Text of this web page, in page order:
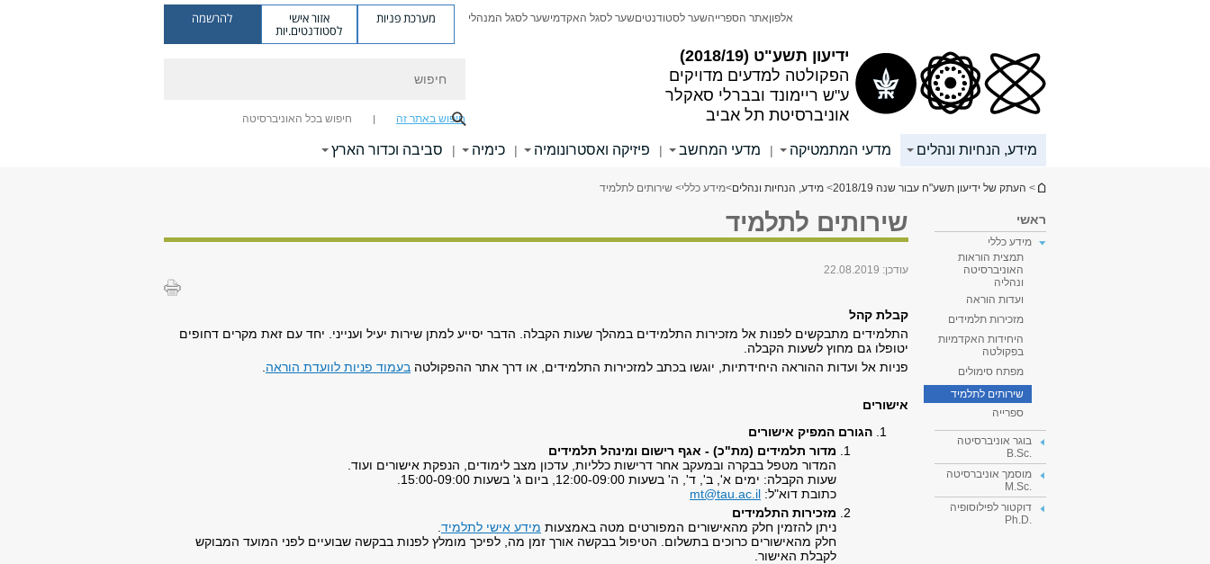
ידיעון תשע"ט (2018/19)
הפקולטה למדעים מדויקים
ע"ש ריימונד ובברלי סאקלר
אוניברסיטת תל אביב
אלפוןאתר הספרייהשער לסטודנטיםשער לסגל האקדמישער לסגל המנהלי מערכת פניות אזור אישי
לסטודנטים.יות
להרשמה
חיפוש באתר זה חיפוש בכל האוניברסיטה
מידע, הנחיות ונהלים מדעי המתמטיקה | מדעי המחשב | פיזיקה ואסטרונומיה | כימיה | סביבה וכדור הארץ
הינך נמצא כאן
> העתק של ידיעון תשע"ח עבור שנה 2018/19 > מידע, הנחיות ונהלים>מידע כללי> שירותים לתלמיד
ראשי
מידע כללי
תמצית הוראות
האוניברסיטה
ונהליה
ועדות הוראה
מזכירות תלמידים
היחידות האקדמיות
בפקולטה
מפתח סימולים
שירותים לתלמיד
ספרייה
בוגר אוניברסיטה
.B.Sc
מוסמך אוניברסיטה
.M.Sc
דוקטור לפילוסופיה
.Ph.D
שירותים לתלמיד
עודכן: 22.08.2019
קבלת קהל
התלמידים מתבקשים לפנות אל מזכירות התלמידים במהלך שעות הקבלה. הדבר יסייע למתן שירות יעיל וענייני. יחד עם זאת מקרים דחופים
יטופלו גם מחוץ לשעות הקבלה.
פניות אל ועדות ההוראה היחידתיות, יוגשו בכתב למזכירות התלמידים, או דרך אתר ההפקולטה בעמוד פניות לוועדת הוראה
אישורים
הגורם המפיק אישורים
מדור תלמידים (מת"כ) - אגף רישום ומינהל תלמידים
המדור מטפל בבקרה ובמעקב אחר דרישות כלליות, עדכון מצב לימודים, הנפקת אישורים ועוד.
שעות הקבלה: ימים א', ב', ד', ה' בשעות 12:00-09:00, ביום ג' בשעות 15:00-09:00.
כתובת דוא"ל: mt@tau.ac.il
מזכירות התלמידים
ניתן להזמין חלק מהאישורים המפורטים מטה באמצעות מידע אישי לתלמיד
חלק מהאישורים כרוכים בתשלום. הטיפול בבקשה אורך זמן מה, לפיכך מומלץ לפנות בבקשה שבועיים לפני המועד המבוקש
לקבלת האישור.